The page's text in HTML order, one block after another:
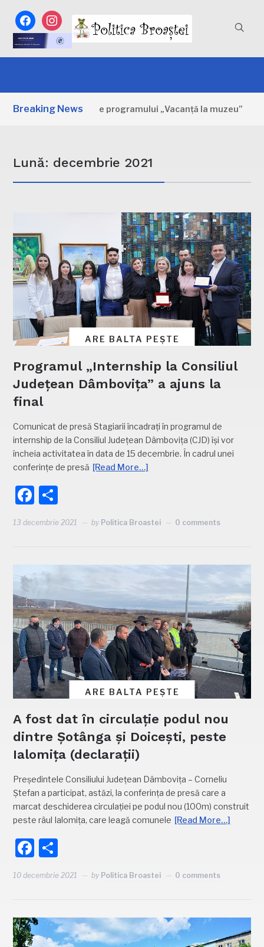
facebookinstagram
Breaking News
zile ale programului „Vacanță la muzeu” 2 ZILE
Lună: decembrie 2021
ARE BALTA PEȘTE
Programul „Internship la Consiliul
Județean Dâmbovița” a ajuns la
final
Comunicat de presă Stagiarii încadrați în programul de
internship de la Consiliul Judeţean Dâmboviţa (CJD) își vor
încheia activitatea în data de 15 decembrie. În cadrul unei
conferințe de presă [Read More…]
Facebook
13 decembrie 2021 by Politica Broastei 0 comments
ARE BALTA PEȘTE
A fost dat în circulație podul nou
dintre Șotânga și Doicești, peste
Ialomița (declarații)
Președintele Consiliului Județean Dâmbovița – Corneliu
Ștefan a participat, astăzi, la conferința de presă care a
marcat deschiderea circulației pe podul nou (100m) construit
peste râul Ialomița, care leagă comunele [Read More…]
Facebook
10 decembrie 2021 by Politica Broastei 0 comments